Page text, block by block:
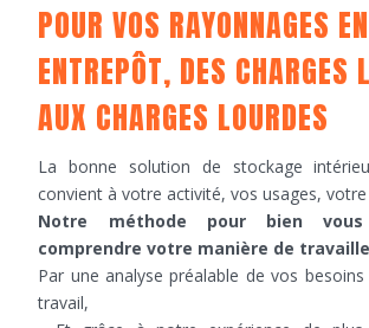
POUR VOS RAYONNAGES EN
ENTREPÔT, DES CHARGES
AUX CHARGES LOURDES
La bonne solution de stockage
convient à votre activité, vos usages,
Notre méthode pour bien
comprendre votre manière de
Par une analyse préalable de vos
travail,